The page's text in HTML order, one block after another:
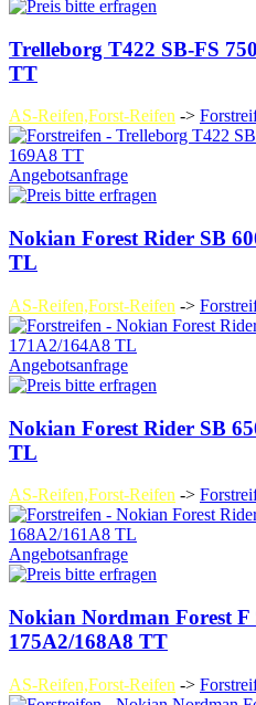
Trelleborg T422 SB-FS
TT
AS-Reifen,Forst-Reifen ->
Angebotsanfrage
Nokian Forest Rider SB
TL
AS-Reifen,Forst-Reifen ->
Angebotsanfrage
Nokian Forest Rider SB
TL
AS-Reifen,Forst-Reifen ->
Angebotsanfrage
Nokian Nordman Forest F
175A2/168A8 TT
AS-Reifen,Forst-Reifen ->